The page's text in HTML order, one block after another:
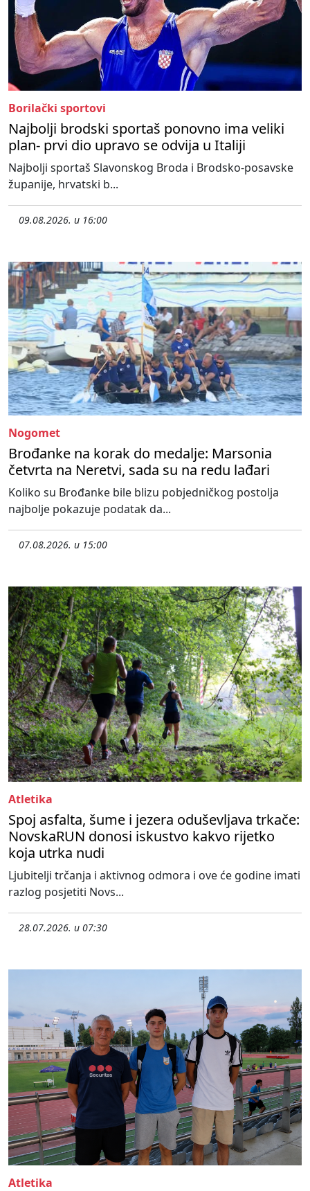
Borilački sportovi
Najbolji brodski sportaš ponovno ima veliki
plan- prvi dio upravo se odvija u Italiji
Najbolji sportaš Slavonskog Broda i Brodsko-posavske
županije, hrvatski b...
09.08.2026. u 16:00
Nogomet
Brođanke na korak do medalje: Marsonia
četvrta na Neretvi, sada su na redu lađari
Koliko su Brođanke bile blizu pobjedničkog postolja
najbolje pokazuje podatak da...
07.08.2026. u 15:00
Atletika
Spoj asfalta, šume i jezera oduševljava trkače:
NovskaRUN donosi iskustvo kakvo rijetko
koja utrka nudi
Ljubitelji trčanja i aktivnog odmora i ove će godine imati
razlog posjetiti Novs...
28.07.2026. u 07:30
Atletika